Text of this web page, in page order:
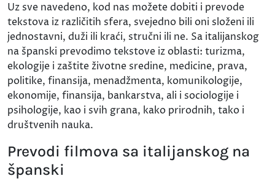
Uz sve navedeno, kod nas možete dobiti i prevode
tekstova iz različitih sfera, svejedno bili oni složeni ili
jednostavni, duži ili kraći, stručni ili ne. Sa italijanskog
na španski prevodimo tekstove iz oblasti: turizma,
ekologije i zaštite životne sredine, medicine, prava,
politike, finansija, menadžmenta, komunikologije,
ekonomije, finansija, bankarstva, ali i sociologije i
psihologije, kao i svih grana, kako prirodnih, tako i
društvenih nauka.
Prevodi filmova sa italijanskog na
španski